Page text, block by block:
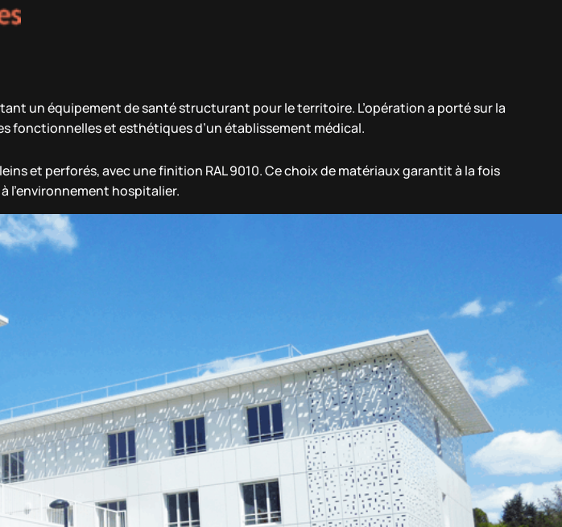
un équipement de santé structurant pour le territoire. L’opération a porté sur la
fonctionnelles et esthétiques d’un établissement médical.
et perforés, avec une finition RAL 9010. Ce choix de matériaux garantit à la fois
l’environnement hospitalier.